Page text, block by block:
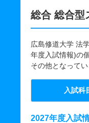
総合 総合型
広島修道大学 法
年度入試情報)の
その他となってい
入試科
2027年度入試